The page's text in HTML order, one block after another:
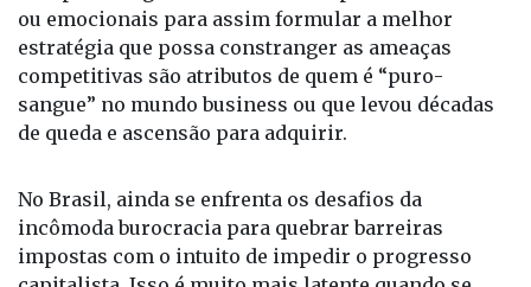
estratégia que possa constranger as ameaças
competitivas são atributos de quem é “puro-
sangue” no mundo business ou que levou décadas
de queda e ascensão para adquirir.
incômoda burocracia para quebrar barreiras
impostas com o intuito de impedir o progresso
capitalista. Isso é muito mais latente quando se
analisa o contexto de maneira vertical, onde os